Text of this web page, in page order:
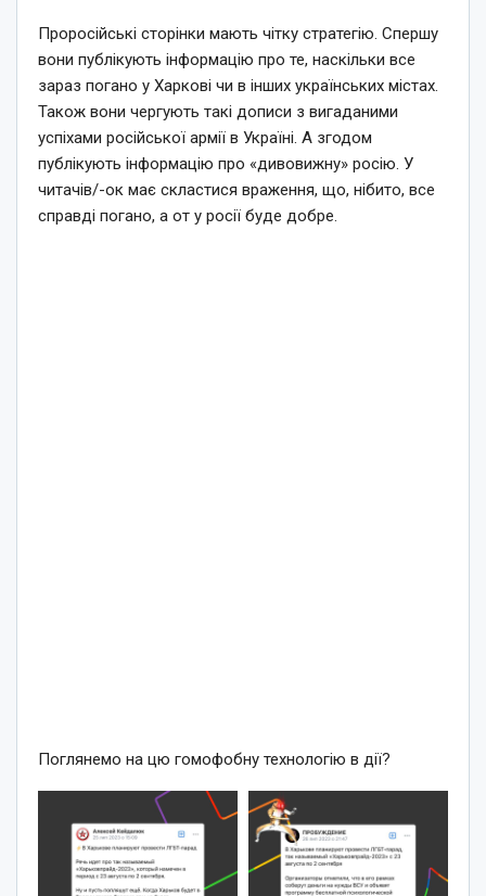
Проросійські сторінки мають чітку стратегію. Спершу
вони публікують інформацію про те, наскільки все
зараз погано у Харкові чи в інших українських містах.
Також вони чергують такі дописи з вигаданими
успіхами російської армії в Україні. А згодом
публікують інформацію про «дивовижну» росію. У
читачів/-ок має скластися враження, що, нібито, все
справді погано, а от у росії буде добре.
Поглянемо на цю гомофобну технологію в дії?